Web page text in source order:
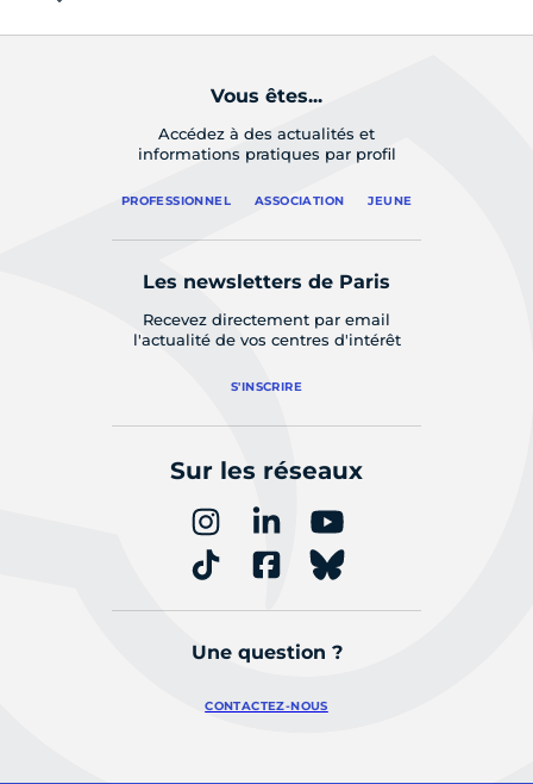
Vous êtes...
Accédez à des actualités et
informations pratiques par profil
PROFESSIONNEL ASSOCIATION JEUNE
Les newsletters de Paris
Recevez directement par email
l'actualité de vos centres d'intérêt
S'INSCRIRE
Sur les réseaux
Une question ?
CONTACTEZ-NOUS